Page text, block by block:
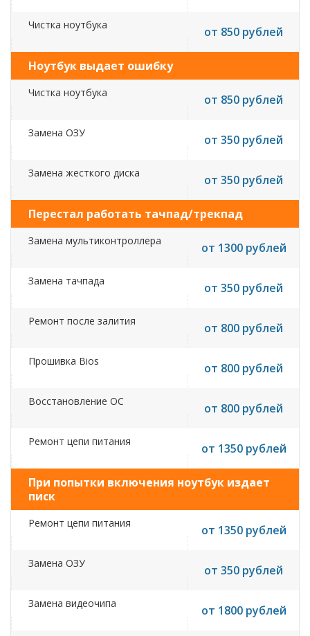
Чистка ноутбука от 850 рублей
Ноутбук выдает ошибку
Чистка ноутбука от 850 рублей
Замена ОЗУ от 350 рублей
Замена жесткого диска от 350 рублей
Перестал работать тачпад/трекпад
Замена мультиконтроллера от 1300 рублей
Замена тачпада от 350 рублей
Ремонт после залития от 800 рублей
Прошивка Bios от 800 рублей
Восстановление ОС от 800 рублей
Ремонт цепи питания от 1350 рублей
При попытки включения ноутбук издает
писк
Ремонт цепи питания от 1350 рублей
Замена ОЗУ от 350 рублей
Замена видеочипа от 1800 рублей